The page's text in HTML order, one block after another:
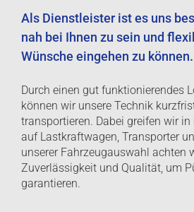
Als Dienstleister ist es uns
nah bei Ihnen zu sein und
Wünsche eingehen zu können.
Durch einen gut funktionierendes
können wir unsere Technik
transportieren. Dabei greifen wir
auf Lastkraftwagen, Transporter
unserer Fahrzeugauswahl achten
Zuverlässigkeit und Qualität, um
garantieren.